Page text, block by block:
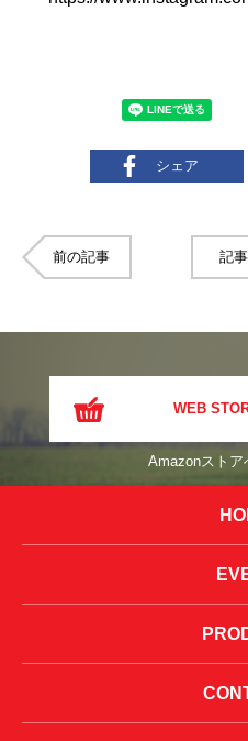
シェア
前の記事 記
WEB
Amazonストア